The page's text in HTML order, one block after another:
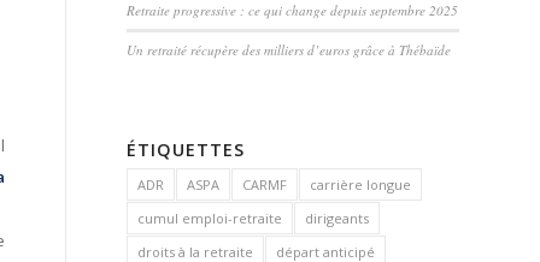
Retraite progressive : ce qui change depuis septembre 2025
Un retraité récupère des milliers d’euros grâce à Thébaïde
ÉTIQUETTES
ADR ASPA CARMF
carrière longue
cumul emploi-retraite
dirigeants
droits à la retraite
départ anticipé